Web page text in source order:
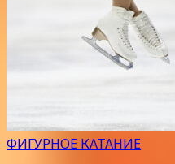
ФИГУРНОЕ КАТАНИЕ